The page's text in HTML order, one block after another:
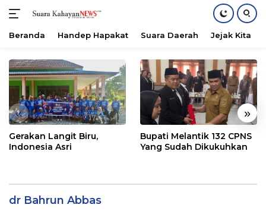
konten
Beranda Handep Hapakat Suara Daerah Jejak Kita
« »
Gerakan Langit Biru,
Indonesia Asri
Bupati Melantik 132 CPNS
Yang Sudah Dikukuhkan
dr Bahrun Abbas